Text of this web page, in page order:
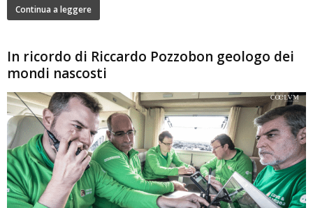
Continua a leggere
In ricordo di Riccardo Pozzobon geologo dei
mondi nascosti